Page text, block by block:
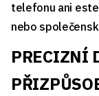
telefonu ani
nebo
PRECIZNÍ